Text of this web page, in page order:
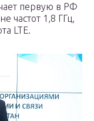
первую в РФ
частот 1,8 ГГц,
LTE.